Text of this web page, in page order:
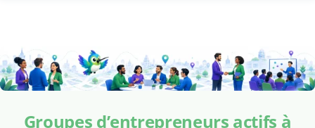
Groupes d’entrepreneurs actifs à